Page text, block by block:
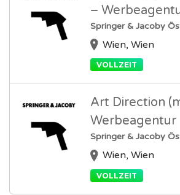
–
Springer & Jacoby
Wien, Wien
VOLLZEIT
Art Direction
Werbeagentur
Springer & Jacoby
Wien, Wien
VOLLZEIT